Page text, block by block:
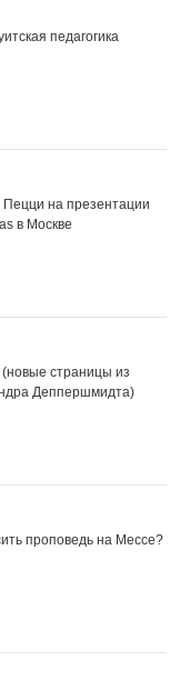
педагогика
на презентации
в Москве
страницы из
Деппершмидта)
проповедь на Мессе?